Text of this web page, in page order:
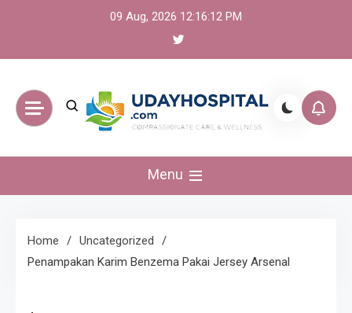
09 Aug, 2026 12:16:12 PM
UdayHospital:
Berita, olahraga,
gaming Akurat dan
Menu
Home
Uncategorized
Penampakan Karim Benzema Pakai Jersey Arsenal